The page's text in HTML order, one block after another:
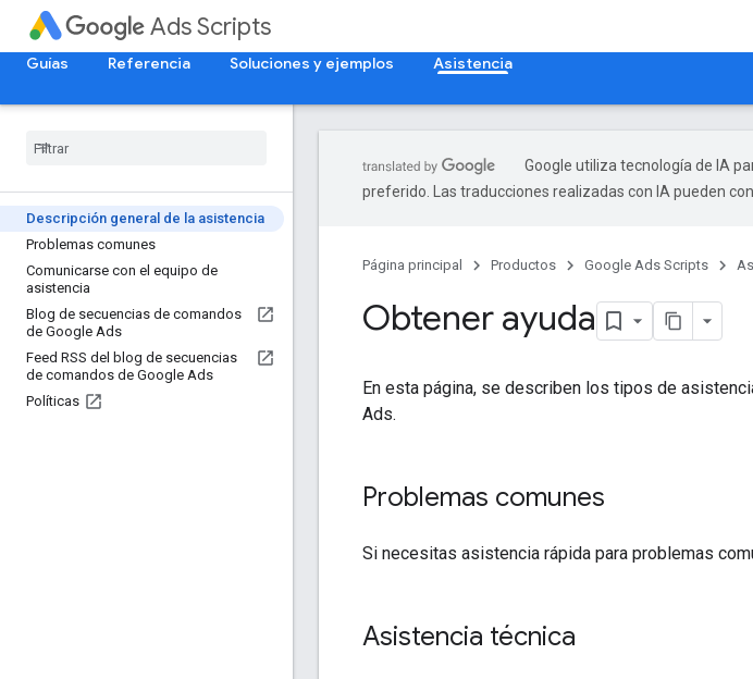
Ads Scripts
Guías Referencia Soluciones y ejemplos Asistencia
Descripción general de la asistencia
Problemas comunes
Comunicarse con el equipo de
asistencia
Blog de secuencias de comandos
de Google Ads
Feed RSS del blog de secuencias
de comandos de Google Ads
Políticas
Google utiliza tecnología de IA
preferido. Las traducciones realizadas con IA pueden
Página principal Productos Google Ads Scripts
Obtener ayuda
En esta página, se describen los tipos de
Ads.
Problemas comunes
Si necesitas asistencia rápida para problemas
Asistencia técnica